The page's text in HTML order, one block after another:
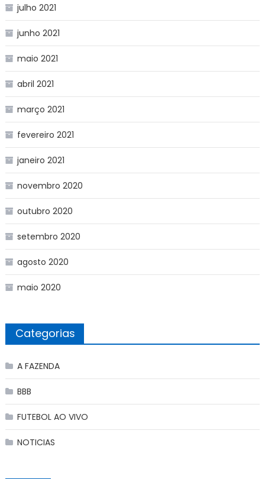
julho 2021
junho 2021
maio 2021
abril 2021
março 2021
fevereiro 2021
janeiro 2021
novembro 2020
outubro 2020
setembro 2020
agosto 2020
maio 2020
Categorias
A FAZENDA
BBB
FUTEBOL AO VIVO
NOTICIAS